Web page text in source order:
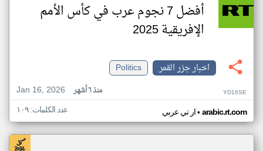
أفضل 7 نجوم عرب في كأس الأمم
الإفريقية 2025
اخبار جزر القمر
Politics
Jan 16, 2026
منذ ٦ أشهر YD16SE
ار تي عربي• arabic.rt.com عدد الكلمات: ١٠٩